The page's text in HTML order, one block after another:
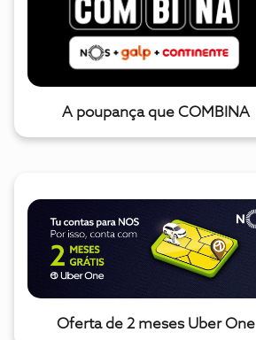
A poupança que COMBINA
Oferta de 2 meses Uber One